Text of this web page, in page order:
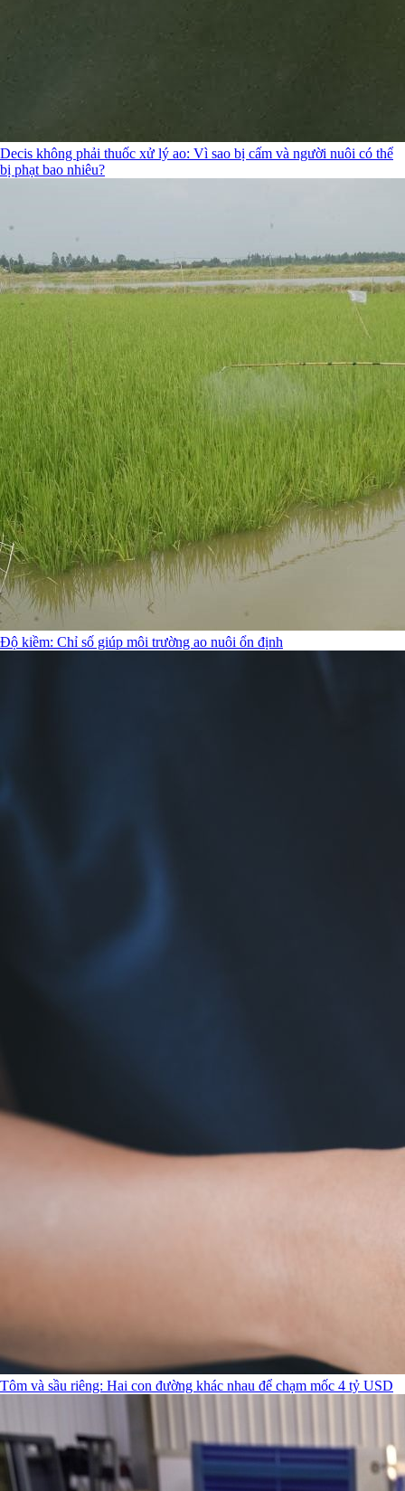
Decis không phải thuốc xử lý ao: Vì sao bị cấm và người nuôi có thể
bị phạt bao nhiêu?
Độ kiềm: Chỉ số giúp môi trường ao nuôi ổn định
Tôm và sầu riêng: Hai con đường khác nhau để chạm mốc 4 tỷ USD